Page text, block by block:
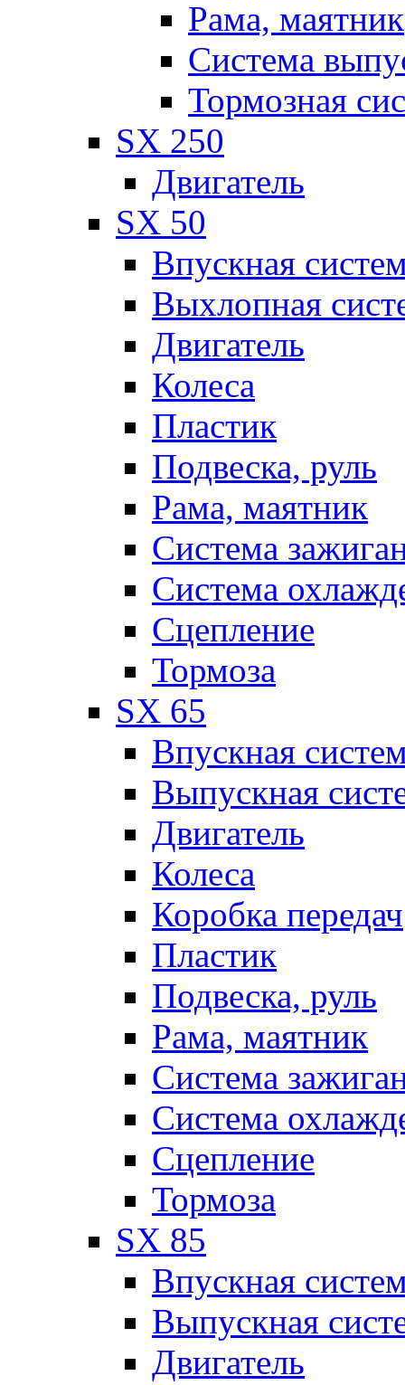
Рама, маятник
Система
Тормозная
SX 250
Двигатель
SX 50
Впускная
Выхлопная
Двигатель
Колеса
Пластик
Подвеска, руль
Рама, маятник
Система
Система
Сцепление
Тормоза
SX 65
Впускная
Выпускная
Двигатель
Колеса
Коробка передач
Пластик
Подвеска, руль
Рама, маятник
Система
Система
Сцепление
Тормоза
SX 85
Впускная
Выпускная
Двигатель